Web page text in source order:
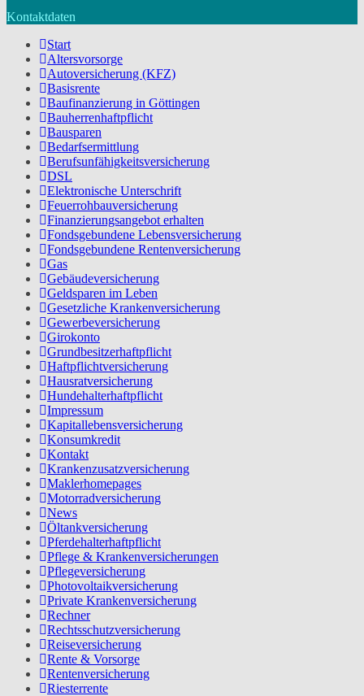
Kontaktdaten
Start
Altersvorsorge
Autoversicherung (KFZ)
Basisrente
Baufinanzierung in Göttingen
Bauherrenhaftpflicht
Bausparen
Bedarfsermittlung
Berufs­unfähigkeitsversicherung
DSL
Elektronische Unterschrift
Feuerrohbauversicherung
Finanzierungsangebot erhalten
Fondsgebundene Lebensversicherung
Fondsgebundene Rentenversicherung
Gas
Gebäudeversicherung
Geldsparen im Leben
Gesetzliche Krankenversicherung
Gewerbeversicherung
Girokonto
Grundbesitzerhaftpflicht
Haftpflichtversicherung
Hausratversicherung
Hundehalterhaftpflicht
Impressum
Kapitallebensversicherung
Konsumkredit
Kontakt
Krankenzusatzversicherung
Maklerhomepages
Motorradversicherung
News
Öltankversicherung
Pferdehalterhaftpflicht
Pflege & Krankenversicherungen
Pflegeversicherung
Photovoltaikversicherung
Private Krankenversicherung
Rechner
Rechtsschutzversicherung
Reiseversicherung
Rente & Vorsorge
Rentenversicherung
Riesterrente